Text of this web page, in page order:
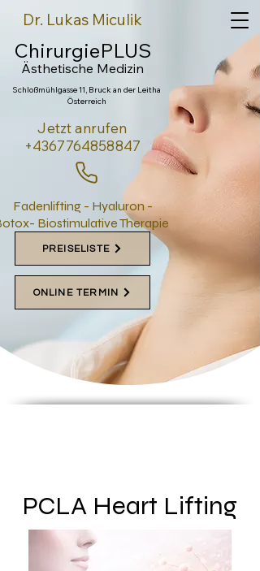
Dr. Lukas Miculik
ChirurgiePLUS
Ästhetische Medizin
Schloßmühlgasse 11, Bruck an der Leitha
Österreich
Jetzt anrufen
+4367764858847
Fadenlifting - Hyaluron -
Biostimulative Therapie
PREISELISTE
ONLINE TERMIN
PCLA Heart Lifting